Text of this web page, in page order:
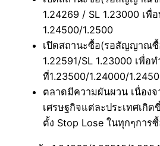
1.24269 / SL 1.23000 เพื่
1.24500/1.2500
เปิดสถานะซื้อ(รอสัญญาณซื้
1.22591/SL 1.23000 เพื่อท
ที่1.23500/1.24000/
ตลาดมีความผันผวน เนื่อง
เศรษฐกิจแต่ละประเทศเกิ
ตั้ง Stop Lose ในทุกๆการ